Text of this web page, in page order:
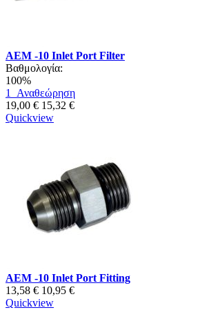
AEM -10 Inlet Port Filter
Βαθμολογία:
100%
1 Αναθεώρηση
19,00 € 15,32 €
Quickview
AEM -10 Inlet Port Fitting
13,58 € 10,95 €
Quickview